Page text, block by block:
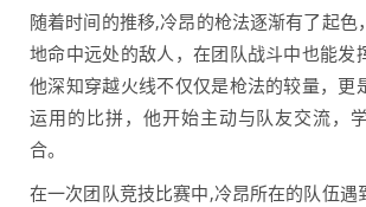
随着时间的推移,冷昂的枪法逐渐有了起色
地命中远处的敌人，在团队战斗中也能发
他深知穿越火线不仅仅是枪法的较量，更
运用的比拼，他开始主动与队友交流，
合。
在一次团队竞技比赛中,冷昂所在的队伍遇